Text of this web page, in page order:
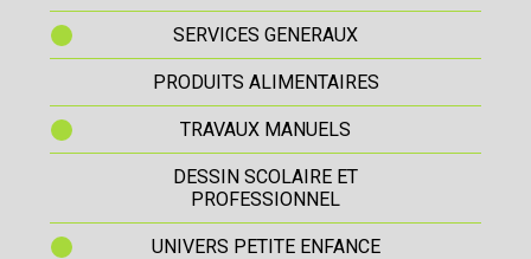
SERVICES GENERAUX
PRODUITS ALIMENTAIRES
TRAVAUX MANUELS
DESSIN SCOLAIRE ET
PROFESSIONNEL
UNIVERS PETITE ENFANCE